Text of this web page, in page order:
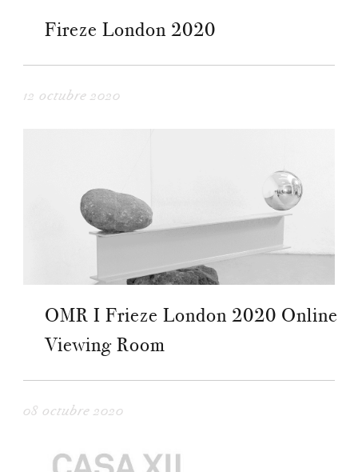
Fireze London 2020
12 octubre 2020
OMR I Frieze London 2020 Online
Viewing Room
08 octubre 2020